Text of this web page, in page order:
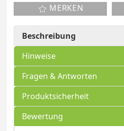
MERKEN
Beschreibung
Hinweise
Fragen & Antworten
Produktsicherheit
Bewertung